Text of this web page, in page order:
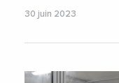
30 juin 2023